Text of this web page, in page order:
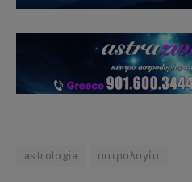
astrologia αστρολογία